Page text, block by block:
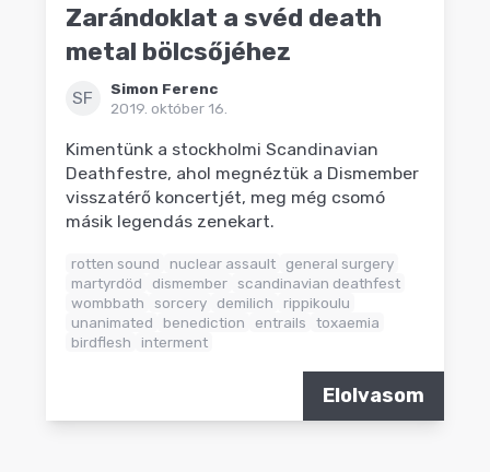
Zarándoklat a svéd death
metal bölcsőjéhez
SF
Simon Ferenc
2019. október 16.
Kimentünk a stockholmi Scandinavian
Deathfestre, ahol megnéztük a Dismember
visszatérő koncertjét, meg még csomó
másik legendás zenekart.
rotten sound nuclear assault
general surgery
martyrdöd
dismember scandinavian deathfest
wombbath
sorcery demilich
rippikoulu
unanimated
benediction entrails
toxaemia
birdflesh
interment
Elolvasom